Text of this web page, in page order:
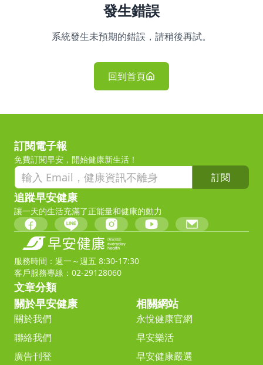
發生錯誤
系統發生未預期的錯誤，請稍後再試。
回到首頁
訂閱電子報
免費訂閱早安，開始健康新生活！
訂閱
追蹤早安健康
讓一天的生活充滿了正能量和健康的動力
服務時間：週一～週五 8:30-17:30
客戶服務專線：02-29128060
文章分類
關於早安健康
關於我們
聯絡我們
廣告刊登
相關網站
永悅健康官網
早安樂活
早安健康嚴選